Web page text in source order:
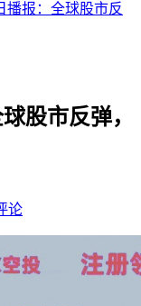
播报：全球股市反
股市反弹，
论